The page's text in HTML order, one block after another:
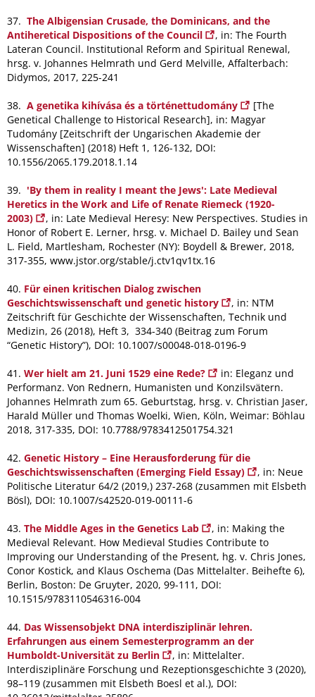
37. The Albigensian Crusade, the Dominicans, and the
Antiheretical Dispositions of the Council
, in: The Fourth
Lateran Council. Institutional Reform and Spiritual Renewal,
hrsg. v. Johannes Helmrath und Gerd Melville, Affalterbach:
Didymos, 2017, 225-241
38. A genetika kihívása és a történettudomány
[The
Genetical Challenge to Historical Research], in: Magyar
Tudomány [Zeitschrift der Ungarischen Akademie der
Wissenschaften] (2018) Heft 1, 126-132, DOI:
10.1556/2065.179.2018.1.14
39. 'By them in reality I meant the Jews': Late Medieval
Heretics in the Work and Life of Renate Riemeck (1920-
2003)
, in: Late Medieval Heresy: New Perspectives. Studies in
Honor of Robert E. Lerner, hrsg. v. Michael D. Bailey und Sean
L. Field, Martlesham, Rochester (NY): Boydell & Brewer, 2018,
317-355, www.jstor.org/stable/j.ctv1qv1tx.16
40. Für einen kritischen Dialog zwischen
Geschichtswissenschaft und genetic history
, in: NTM
Zeitschrift für Geschichte der Wissenschaften, Technik und
Medizin, 26 (2018), Heft 3, 334-340 (Beitrag zum Forum
“Genetic History”), DOI: 10.1007/s00048-018-0196-9
41. Wer hielt am 21. Juni 1529 eine Rede?
in: Eleganz und
Performanz. Von Rednern, Humanisten und Konzilsvätern.
Johannes Helmrath zum 65. Geburtstag, hrsg. v. Christian Jaser,
Harald Müller und Thomas Woelki, Wien, Köln, Weimar: Böhlau
2018, 317-335, DOI: 10.7788/9783412501754.321
42. Genetic History – Eine Herausforderung für die
Geschichtswissenschaften (Emerging Field Essay)
, in: Neue
Politische Literatur 64/2 (2019,) 237-268 (zusammen mit Elsbeth
Bösl), DOI: 10.1007/s42520-019-00111-6
43. The Middle Ages in the Genetics Lab
, in: Making the
Medieval Relevant. How Medieval Studies Contribute to
Improving our Understanding of the Present, hg. v. Chris Jones,
Conor Kostick, and Klaus Oschema (Das Mittelalter. Beihefte 6),
Berlin, Boston: De Gruyter, 2020, 99-111, DOI:
10.1515/9783110546316-004
44. Das Wissensobjekt DNA interdisziplinär lehren.
Erfahrungen aus einem Semesterprogramm an der
Humboldt-Universität zu Berlin
, in: Mittelalter.
Interdisziplinäre Forschung und Rezeptionsgeschichte 3 (2020),
98–119 (zusammen mit Elsbeth Boesl et al.), DOI: